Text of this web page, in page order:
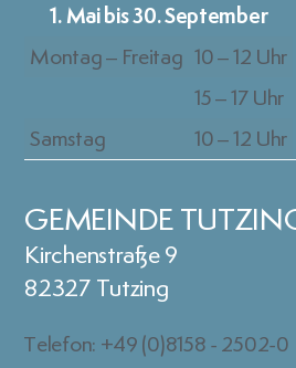
1. Mai bis 30. September
Montag – Freitag 10 – 12 Uhr
15 – 17 Uhr
Samstag
10 – 12 Uhr
GEMEINDE
Kirchenstraße 9
82327 Tutzing
Telefon: +49 (0)8158 - 2502-0